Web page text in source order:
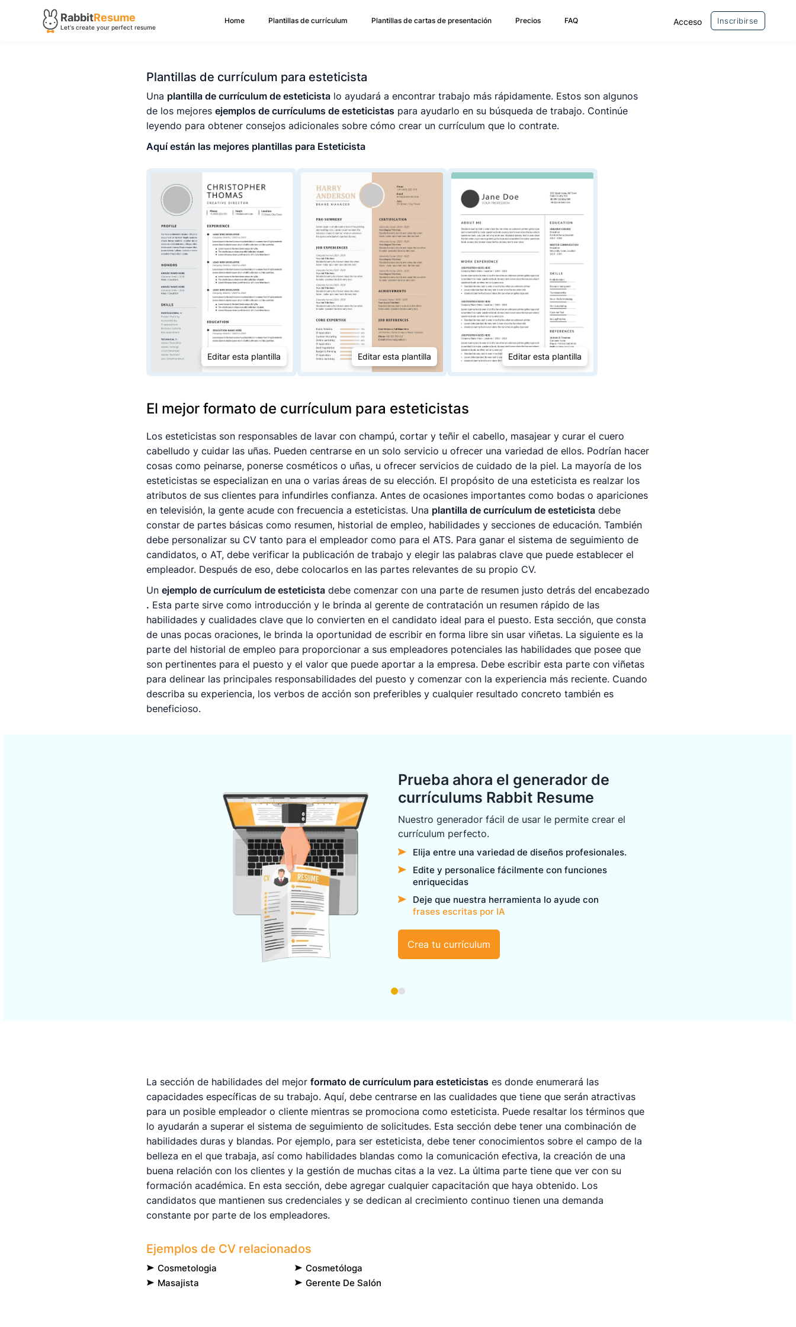
RabbitResume
Let's create your perfect resume
Inscribirse
Acceso
Home Plantillas de currículum Plantillas de cartas de presentación Precios FAQ
Plantillas de currículum para esteticista
Una plantilla de currículum de esteticista lo ayudará a encontrar trabajo más rápidamente. Estos son algunos
de los mejores ejemplos de currículums de esteticistas para ayudarlo en su búsqueda de trabajo. Continúe
leyendo para obtener consejos adicionales sobre cómo crear un currículum que lo contrate.
Aquí están las mejores plantillas para Esteticista
Editar esta plantilla Editar esta plantilla Editar esta plantilla
El mejor formato de currículum para esteticistas
Los esteticistas son responsables de lavar con champú, cortar y teñir el cabello, masajear y curar el cuero
cabelludo y cuidar las uñas. Pueden centrarse en un solo servicio u ofrecer una variedad de ellos. Podrían hacer
cosas como peinarse, ponerse cosméticos o uñas, u ofrecer servicios de cuidado de la piel. La mayoría de los
esteticistas se especializan en una o varias áreas de su elección. El propósito de una esteticista es realzar los
atributos de sus clientes para infundirles confianza. Antes de ocasiones importantes como bodas o apariciones
en televisión, la gente acude con frecuencia a esteticistas. Una plantilla de currículum de esteticista debe
constar de partes básicas como resumen, historial de empleo, habilidades y secciones de educación. También
debe personalizar su CV tanto para el empleador como para el ATS. Para ganar el sistema de seguimiento de
candidatos, o AT, debe verificar la publicación de trabajo y elegir las palabras clave que puede establecer el
empleador. Después de eso, debe colocarlos en las partes relevantes de su propio CV.
Un ejemplo de currículum de esteticista debe comenzar con una parte de resumen justo detrás del encabezado
. Esta parte sirve como introducción y le brinda al gerente de contratación un resumen rápido de las
habilidades y cualidades clave que lo convierten en el candidato ideal para el puesto. Esta sección, que consta
de unas pocas oraciones, le brinda la oportunidad de escribir en forma libre sin usar viñetas. La siguiente es la
parte del historial de empleo para proporcionar a sus empleadores potenciales las habilidades que posee que
son pertinentes para el puesto y el valor que puede aportar a la empresa. Debe escribir esta parte con viñetas
para delinear las principales responsabilidades del puesto y comenzar con la experiencia más reciente. Cuando
describa su experiencia, los verbos de acción son preferibles y cualquier resultado concreto también es
beneficioso.
Prueba ahora el generador de
currículums Rabbit Resume
Nuestro generador fácil de usar le permite crear el
currículum perfecto.
Elija entre una variedad de diseños profesionales.
Edite y personalice fácilmente con funciones
enriquecidas
Deje que nuestra herramienta lo ayude con
frases escritas por IA
Crea tu currículum
La sección de habilidades del mejor formato de currículum para esteticistas es donde enumerará las
capacidades específicas de su trabajo. Aquí, debe centrarse en las cualidades que tiene que serán atractivas
para un posible empleador o cliente mientras se promociona como esteticista. Puede resaltar los términos que
lo ayudarán a superar el sistema de seguimiento de solicitudes. Esta sección debe tener una combinación de
habilidades duras y blandas. Por ejemplo, para ser esteticista, debe tener conocimientos sobre el campo de la
belleza en el que trabaja, así como habilidades blandas como la comunicación efectiva, la creación de una
buena relación con los clientes y la gestión de muchas citas a la vez. La última parte tiene que ver con su
formación académica. En esta sección, debe agregar cualquier capacitación que haya obtenido. Los
candidatos que mantienen sus credenciales y se dedican al crecimiento continuo tienen una demanda
constante por parte de los empleadores.
Ejemplos de CV relacionados
Cosmetologia
Cosmetóloga
Masajista
Gerente De Salón